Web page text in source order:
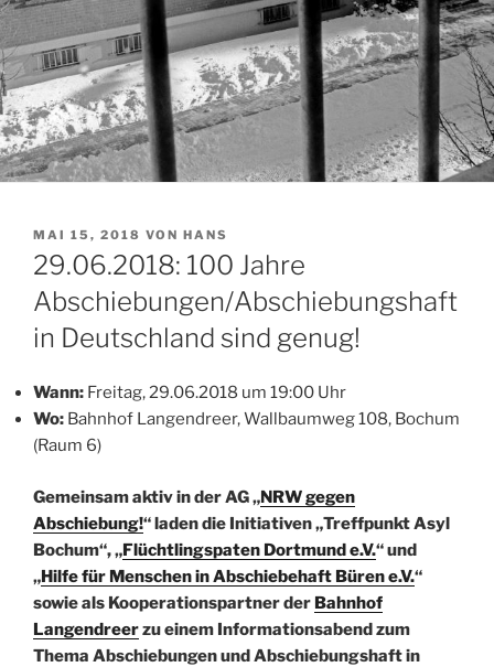
VERÖFFENTLICHT
AM
MAI 15, 2018 VON HANS
29.06.2018: 100 Jahre
Abschiebungen/Abschiebungshaft
in Deutschland sind genug!
Wann: Freitag, 29.06.2018 um 19:00 Uhr
Wo: Bahnhof Langendreer, Wallbaumweg 108, Bochum
(Raum 6)
Gemeinsam aktiv in der AG „NRW gegen
Abschiebung!“ laden die Initiativen „Treffpunkt Asyl
Bochum“, „Flüchtlingspaten Dortmund e.V.“ und
„Hilfe für Menschen in Abschiebehaft Büren e.V.“
sowie als Kooperationspartner der Bahnhof
Langendreerzu einem Informationsabend zum
Thema Abschiebungen und Abschiebungshaft in